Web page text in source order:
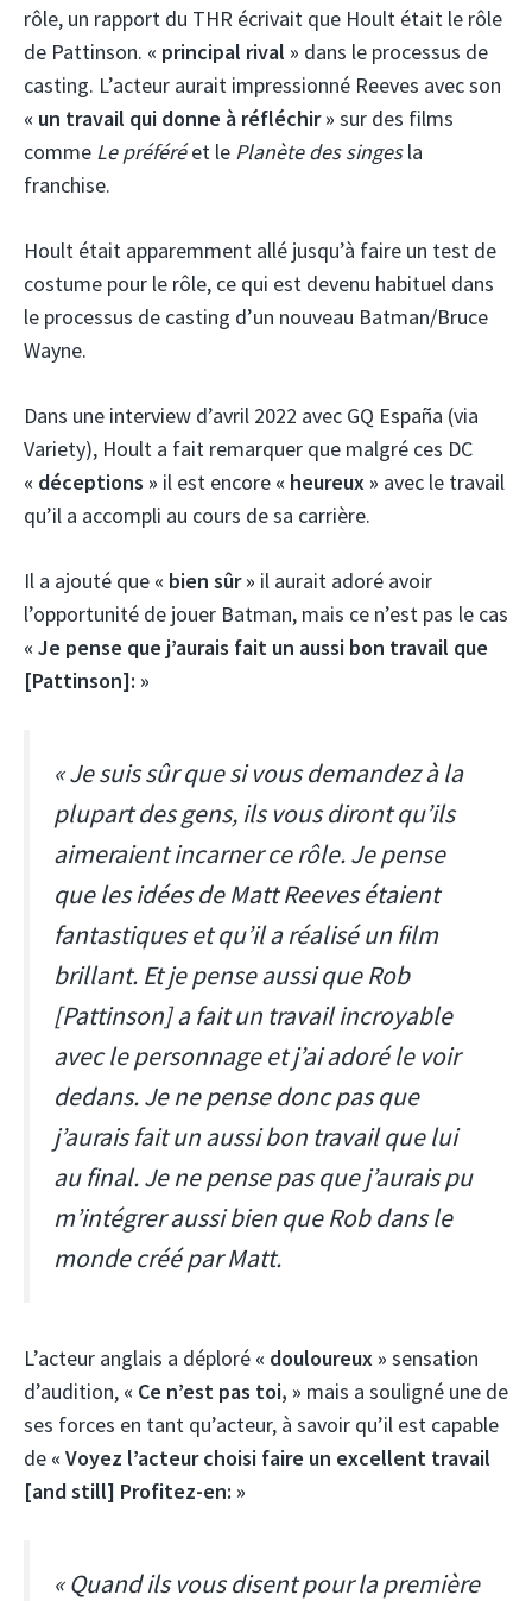
rôle, un rapport du THR écrivait que Hoult était le rôle
de Pattinson. « principal rival » dans le processus de
casting. L’acteur aurait impressionné Reeves avec son
« un travail qui donne à réfléchir » sur des films
comme Le préféréet le Planète des singesla
franchise.
Hoult était apparemment allé jusqu’à faire un test de
costume pour le rôle, ce qui est devenu habituel dans
le processus de casting d’un nouveau Batman/Bruce
Wayne.
Dans une interview d’avril 2022 avec GQ España (via
Variety), Hoult a fait remarquer que malgré ces DC
« déceptions » il est encore « heureux » avec le travail
qu’il a accompli au cours de sa carrière.
Il a ajouté que « bien sûr » il aurait adoré avoir
l’opportunité de jouer Batman, mais ce n’est pas le cas
« Je pense que j’aurais fait un aussi bon travail que
[Pattinson]: »
« Je suis sûr que si vous demandez à la
plupart des gens, ils vous diront qu’ils
aimeraient incarner ce rôle. Je pense
que les idées de Matt Reeves étaient
fantastiques et qu’il a réalisé un film
brillant. Et je pense aussi que Rob
[Pattinson] a fait un travail incroyable
avec le personnage et j’ai adoré le voir
dedans. Je ne pense donc pas que
j’aurais fait un aussi bon travail que lui
au final. Je ne pense pas que j’aurais pu
m’intégrer aussi bien que Rob dans le
monde créé par Matt.
L’acteur anglais a déploré « douloureux » sensation
d’audition, « Ce n’est pas toi, » mais a souligné une de
ses forces en tant qu’acteur, à savoir qu’il est capable
de « Voyez l’acteur choisi faire un excellent travail
[and still] Profitez-en: »
« Quand ils vous disent pour la première